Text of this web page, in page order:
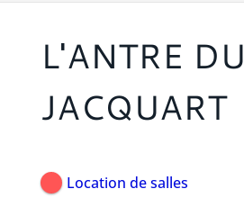
L'ANTRE DU
JACQUART
Location de salles